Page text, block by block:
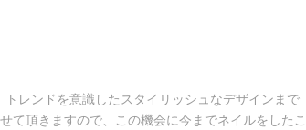
レンドを意識したスタイリッシュなデザインまで
て頂きますので、この機会に今までネイルをしたこ